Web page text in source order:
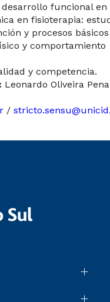
funcional en
en fisioterapia:
y procesos básicos
y comportamiento
y competencia.
Leonardo Oliveira
/